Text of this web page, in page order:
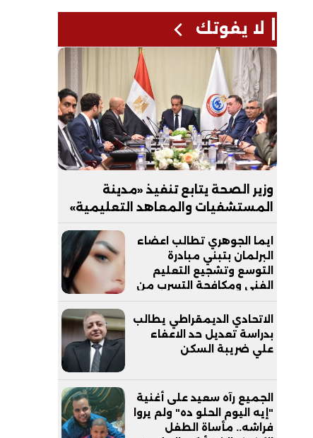
لا يفوتك
وزير الصحة يتابع تنفيذ «مدينة
المستشفيات والمعاهد التعليمية»
بالعاصمة الجديدة
ايما الجوهري تطالب اعضاء
البرلمان بتبني مبادرة
التوسع وتشجيع التعليم
الفني ومكافحة التسرب من
التعليم
الاتحادي الديمقراطي يطالب
بدراسة تعديل حد الاعفاء
علي ضريبة السكن
الجميع رآه سعيد على أغنية
"إيه اليوم الحلو ده" ولم يروا
فراشه.. مأساة الطفل